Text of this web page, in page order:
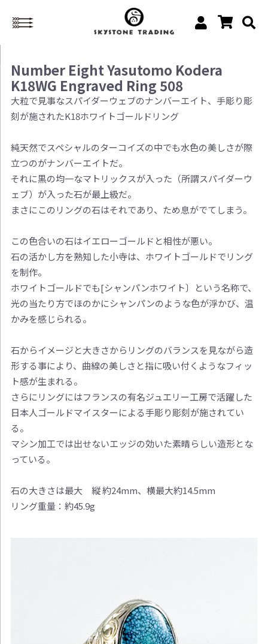
Number Eight Yasutomo Kodera
K18WG Engraved Ring 508
大粒で見事なスパイダーウェブのナンバーエイト、手彫り彫
刻が施されたK18ホワイトゴールドリング
純天然でスペシャルのターコイズの中でも水色の美しさが際
立つのがナンバーエイトだ。
それに黒の均一なマトリックスが入った（所謂スパイダーウ
ェブ）が入った石が最上級だ。
まさにこのリングの石はそれであり、ため息がでてしまう。
この色合いの石はイエローゴールドと相性が悪い。
石の活かし方を熟知した小寺は、ホワイトゴールドでリング
を制作。
ホワイトゴールドでも[シャンパンホワイト〕という名称で、
光の当たり方でほのかにシャンパンのような色が浮かび、温
かみを感じられる。
石からイメージと大きさからリングのバランスを見ながら造
形する事により、曲線の美しさと指に吸い付くようなフィッ
ト感が生まれる。
さらにリングにはフランスの有名ジュエリー工房で活躍した
日本人ゴールドマイスターによる手彫り彫刻が施されてい
る。
マシン加工では出せないエッジの効いた素晴らしい造形とな
っている。
石の大きさは最大 縦 約24mm、横最大約14.5mm
リング重量：約45.9g